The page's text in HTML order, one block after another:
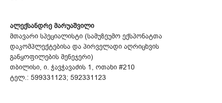
ალექსანდრე მარუაშვილი
მთავარი სპეციალისტი (სამუზეუმო ექსპონატთა
დაკომპლექტებისა და პირველადი აღრიცხვის
განყოფილების მენეჯერი)
თბილისი, ი. ჭავჭავაძის 1, ოთახი #210
ტელ.: 599331123; 592331123